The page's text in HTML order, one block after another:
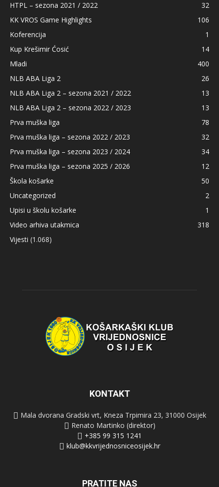
HTPL – sezona 2021 / 2022
32
KK VROS Game Highlights
106
Koferencija
1
Kup Krešimir Ćosić
14
Mladi
400
NLB ABA Liga 2
26
NLB ABA Liga 2 – sezona 2021 / 2022
13
NLB ABA Liga 2 – sezona 2022 / 2023
13
Prva muška liga
78
Prva muška liga – sezona 2022 / 2023
32
Prva muška liga – sezona 2023 / 2024
34
Prva muška liga – sezona 2025 / 2026
12
Škola košarke
50
Uncategorized
2
Upisi u školu košarke
1
Video arhiva utakmica
318
Vijesti (1.068)
KONTAKT
Mala dvorana Gradski vrt, Kneza Trpimira 23, 31000 Osijek
Renato Martinko (direktor)
+385 99 315 1241
klub@kkvrijednosniceosijek.hr
PRATITE NAS